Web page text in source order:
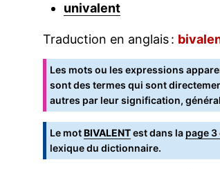
univalent
Traduction en anglais :
Les mots ou les expressions
sont des termes qui sont
autres par leur signification,
Le motBIVALENTest dans la page 3
lexique du dictionnaire.